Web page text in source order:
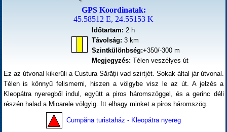
GPS Koordinatak:
45.58512 E, 24.55153 K
Időtartam: 2 h
Távolság: 3 km
Szintkülönbség:+350/-300 m
Megjegyzés: Télen veszélyes út
Ez az útvonal kikerüli a Custura Sărății vad szirtjét. Sokak által jár útvonal.
Télen is könnyű felismerni, hiszen a völgybe visz le az út. A jelzés a
Kleopátra nyeregből indul, együtt a piros háromszöggel, és a gerinc déli
részén halad a Mioarele völgyig. Itt elhagy minket a piros háromszög.
Cumpăna turistaház - Kleopátra nyereg